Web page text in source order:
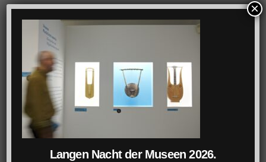
Langen Nacht der Museen 2026.
×